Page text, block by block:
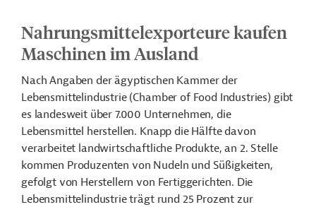
Nahrungsmittelexporteure kaufen
Maschinen im Ausland
Nach Angaben der ägyptischen Kammer der
Lebensmittelindustrie (Chamber of Food Industries) gibt
es landesweit über 7.000 Unternehmen, die
Lebensmittel herstellen. Knapp die Hälfte davon
verarbeitet landwirtschaftliche Produkte, an 2. Stelle
kommen Produzenten von Nudeln und Süßigkeiten,
gefolgt von Herstellern von Fertiggerichten. Die
Lebensmittelindustrie trägt rund 25 Prozent zur